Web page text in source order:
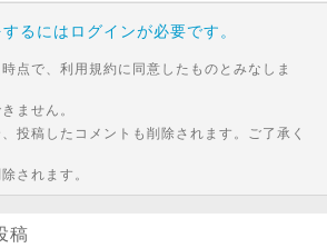
るにはログインが必要です。
点で、利用規約に同意したものとみなしま
ません。
投稿したコメントも削除されます。ご了承く
されます。
稿